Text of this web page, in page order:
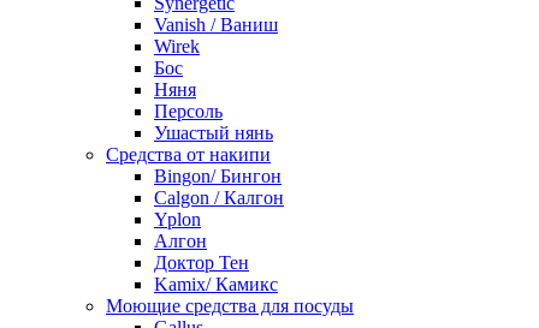
Vanish / Ваниш
Wirek
Бос
Няня
Персоль
Ушастый нянь
Средства от накипи
Bingon/ Бингон
Calgon / Калгон
Yplon
Алгон
Доктор Тен
Kamix/ Камикс
Моющие средства для посуды